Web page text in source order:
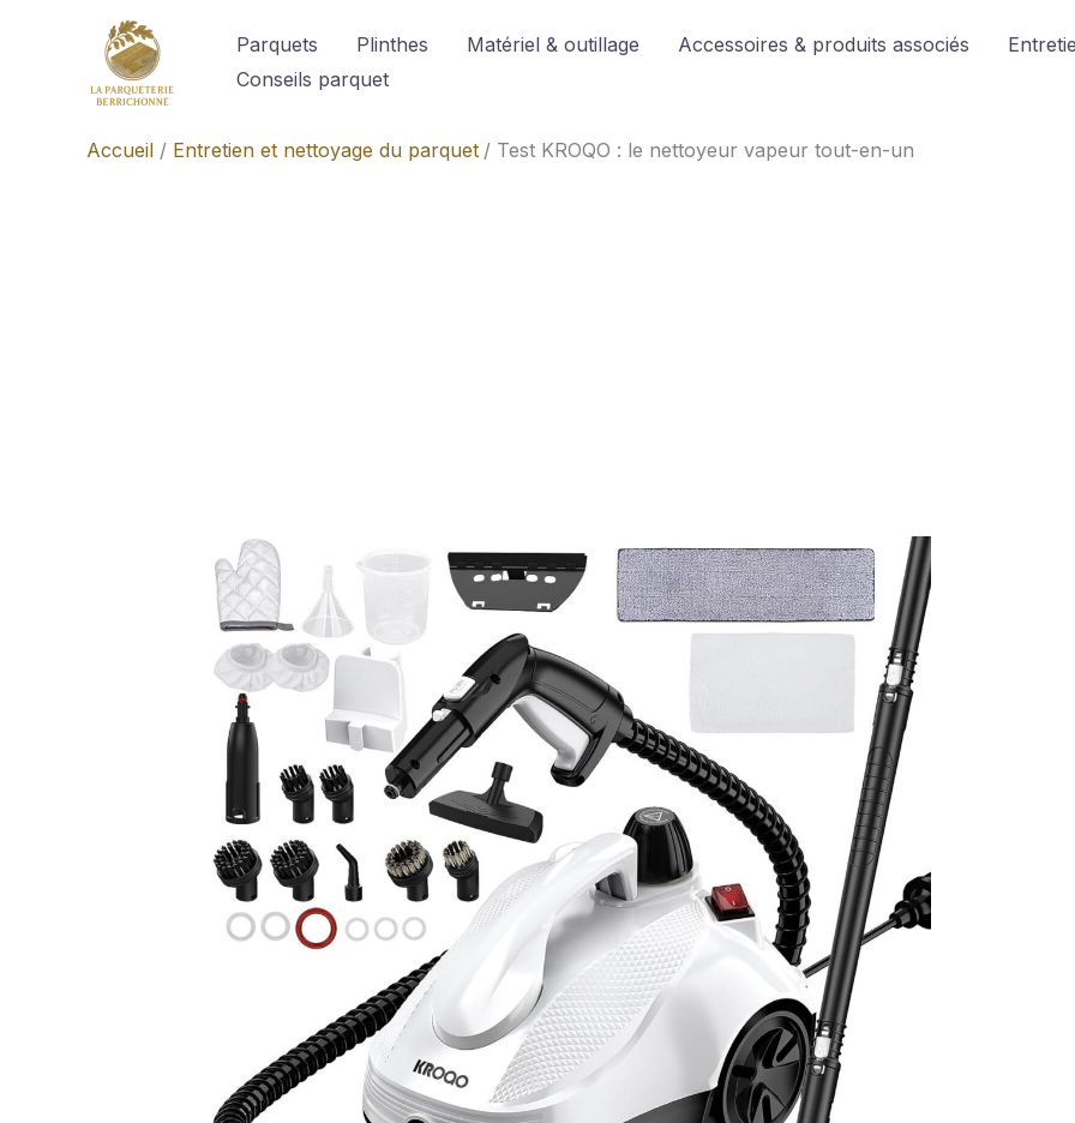
Parquets Plinthes Matériel & outillage Accessoires & produits associés
Conseils parquet
Accueil Entretien et nettoyage du parquet Test KROQO : le nettoyeur vapeur tout-en-un